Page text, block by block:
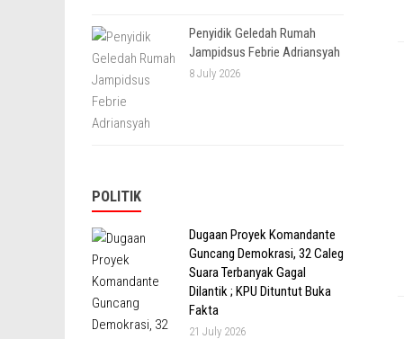
Penyidik Geledah Rumah
Jampidsus Febrie Adriansyah
8 July 2026
POLITIK
Dugaan Proyek Komandante
Guncang Demokrasi, 32 Caleg
Suara Terbanyak Gagal
Dilantik ; KPU Dituntut Buka
Fakta
21 July 2026